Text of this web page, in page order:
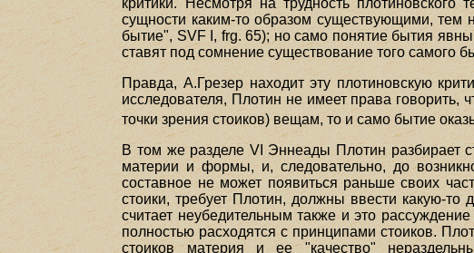
критики. Несмотря на трудность плотиновского
сущности каким-то образом существующими, тем
бытие", SVF I, frg. 65); но само понятие бытия
ставят под сомнение существование того самого
Правда, А.Грезер находит эту плотиновскую
исследователя, Плотин не имеет права говорить,
точки зрения стоиков) вещам, то и само бытие
В том же разделе VI Эннеады Плотин разбирает
материи и формы, и, следовательно, до
составное не может появиться раньше своих
стоики, требует Плотин, должны ввести какую-
считает неубедительным также и это
полностью расходятся с принципами стоиков.
стоиков материя и ее "качество"